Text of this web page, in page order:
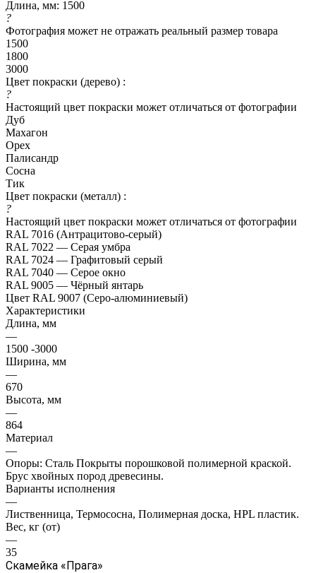
Длина, мм: 1500
?
Фотография может не отражать реальный размер товара
1500
1800
3000
Цвет покраски (дерево) :
?
Настоящий цвет покраски может отличаться от фотографии
Дуб
Махагон
Орех
Палисандр
Сосна
Тик
Цвет покраски (металл) :
?
Настоящий цвет покраски может отличаться от фотографии
RAL 7016 (Антрацитово-серый)
RAL 7022 — Серая умбра
RAL 7024 — Графитовый серый
RAL 7040 — Серое окно
RAL 9005 — Чёрный янтарь
Цвет RAL 9007 (Серо-алюминиевый)
Характеристики
Длина, мм
—
1500 -3000
Ширина, мм
—
670
Высота, мм
—
864
Материал
—
Опоры: Сталь Покрыты порошковой полимерной краской.
Брус хвойных пород древесины.
Варианты исполнения
—
Лиственница, Термососна, Полимерная доска, HPL пластик.
Вес, кг (от)
—
35
Скамейка «Прага»